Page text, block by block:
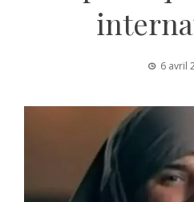
6 avril